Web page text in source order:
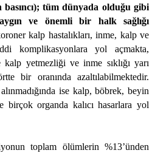
tüm dünyada olduğu gibi
ve önemli bir halk sağlığı
kalp hastalıkları, inme, kalp ve
komplikasyonlara yol açmakta,
yetmezliği ve inme sıklığı yarı
bir oranında azaltılabilmektedir.
ise kalp, böbrek, beyin
birçok organda kalıcı hasarlara yol
toplam ölümlerin %13’ünden